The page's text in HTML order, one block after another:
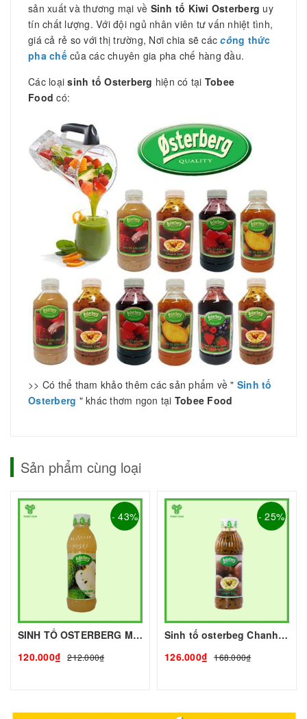
sản xuất và thương mại về Sinh tố Kiwi Osterberg uy
tín chất lượng. Với đội ngủ nhân viên tư vấn nhiệt tình,
giá cả rẻ so với thị trường, Nơi chia sẽ cáccông thức
pha chếcủa các chuyên gia pha chế hàng đầu.
Các loạisinh tố Osterberg hiện có tại Tobee
Food có:
>> Có thể tham khảo thêm các sản phẩm về " Sinh tố
Osterberg " khác thơm ngon tại Tobee Food
Sản phẩm cùng loại
- 43%
SINH TỐ OSTERBERG MÃNG CẦU - 1L - OSTERBERG | Mứt - Sinh Tố làm Trà Sữa - TOBEE FOOD
120.000₫
212.000₫
- 25%
Sinh tố osterbeg Chanh Dây 1L I Nguyên Liệu Pha Chế - Trà Trái Cây - Tobee Food
126.000₫
168.000₫